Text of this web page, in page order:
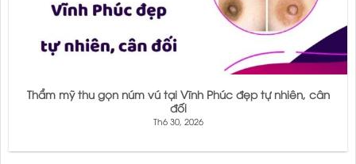
Thẩm mỹ thu gọn núm vú tại Vĩnh Phúc đẹp tự nhiên, cân
đối
Th6 30, 2026